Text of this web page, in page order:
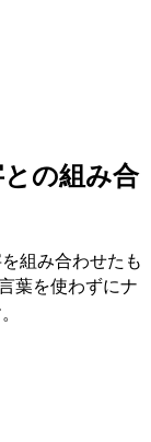
の組み合
組み合わせたも
を使わずにナ